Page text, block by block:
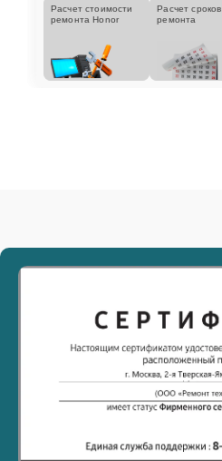
Расчет стоимости
ремонта Honor
Расчет сроков
ремонта